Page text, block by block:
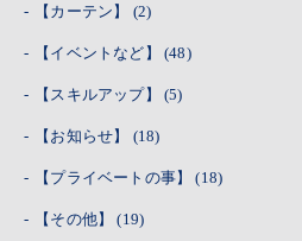
【カーテン】 (2)
【イベントなど】(48)
【スキルアップ】(5)
【お知らせ】 (18)
【プライベートの事】(18)
【その他】(19)